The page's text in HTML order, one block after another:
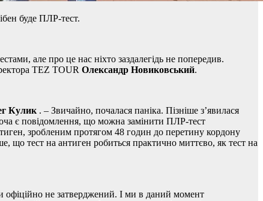
буде ПЛР-тест.
але про це нас ніхто заздалегідь не попередив.
TEZ TOUR Олександр Новиковський.
Кулик . – Звичайно, почалася паніка. Пізніше з’явилася
є повідомлення, що можна замінити ПЛР-тест
зробленим протягом 48 годин до перетину кордону
що тест на антиген робиться практично миттєво, як тест на
не затверджений. І ми в даний момент